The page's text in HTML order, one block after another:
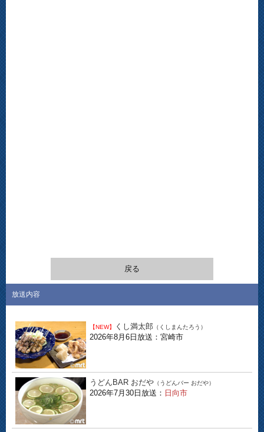
戻る
放送内容
【NEW】 くし満太郎 （くしまんたろう）
2026年8月6日放送：宮崎市
うどんBAR おだや （うどんバー おだや）
2026年7月30日放送： 日向市